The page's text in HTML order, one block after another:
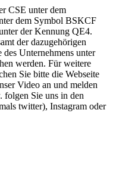
CSE unter dem
dem Symbol BSKCF
der Kennung QE4.
der dazugehörigen
Unternehmens unter
werden. Für weitere
Sie bitte die Webseite
Video an und melden
folgen Sie uns in den
twitter), Instagram oder